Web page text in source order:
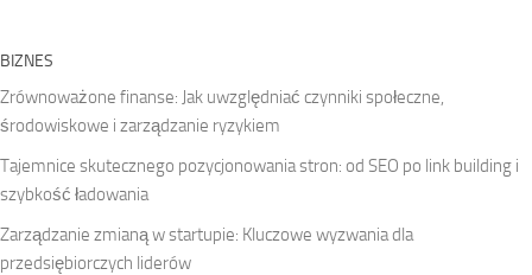
BIZNES
Zrównoważone finanse: Jak uwzględniać czynniki społeczne,
środowiskowe i zarządzanie ryzykiem
Tajemnice skutecznego pozycjonowania stron: od SEO po link building i
szybkość ładowania
Zarządzanie zmianą w startupie: Kluczowe wyzwania dla
przedsiębiorczych liderów